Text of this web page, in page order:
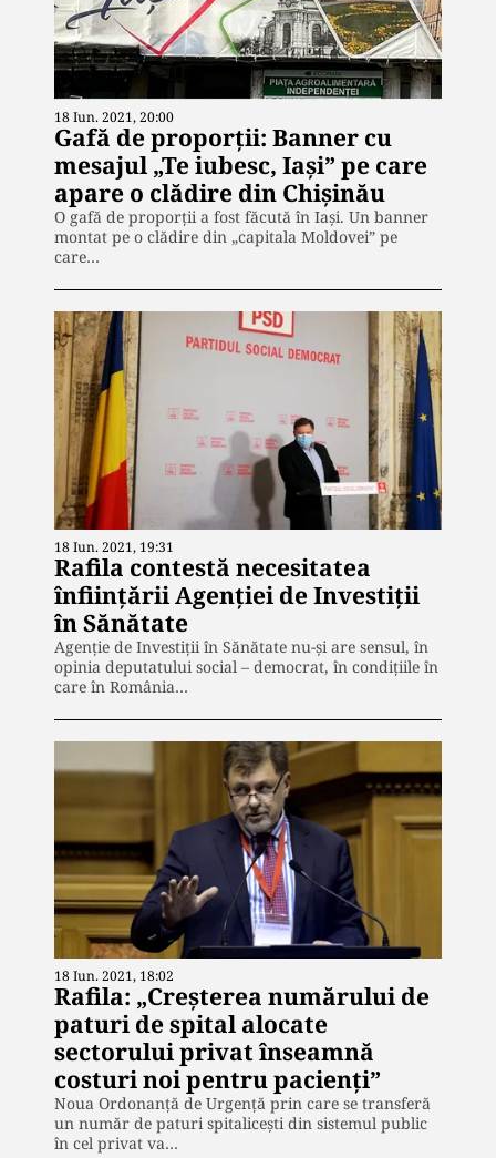
18 Iun. 2021, 20:00
Gafă de proporții: Banner cu
mesajul „Te iubesc, Iași” pe care
apare o clădire din Chișinău
O gafă de proporții a fost făcută în Iași. Un banner
montat pe o clădire din „capitala Moldovei” pe
care…
18 Iun. 2021, 19:31
Rafila contestă necesitatea
înființării Agenției de Investiții
în Sănătate
Agenție de Investiții în Sănătate nu-și are sensul, în
opinia deputatului social – democrat, în condițiile în
care în România…
18 Iun. 2021, 18:02
Rafila: „Creșterea numărului de
paturi de spital alocate
sectorului privat înseamnă
costuri noi pentru pacienţi”
Noua Ordonanță de Urgență prin care se transferă
un număr de paturi spitaliceşti din sistemul public
în cel privat va…